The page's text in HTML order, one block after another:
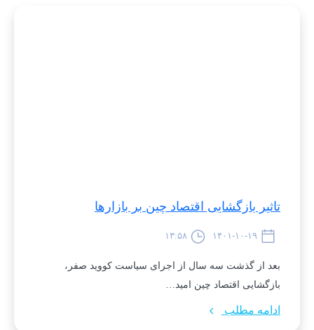
تاثیر بازگشایی اقتصاد چین بر بازارها
بعد از گذشت سه سال از اجرای سیاست کووید صفر،
بازگشایی اقتصاد چین امید‌…
ادامه مطلب